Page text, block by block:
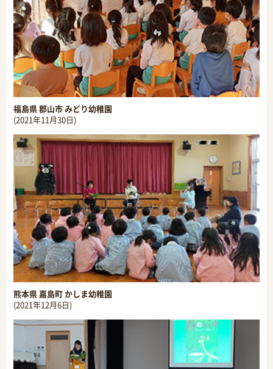
福島県 郡山市 みどり幼稚園
(2021年11月30日)
熊本県 嘉島町 かしま幼稚園
(2021年12月6日)